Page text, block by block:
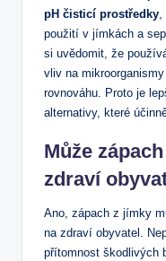
pH čisticí prostředky,
použití v jímkách a
si uvědomit, že
vliv na
rovnováhu. Proto je
alternativy, které
Může
zdraví
Ano, zápach z jímky
na zdraví obyvatel.
přítomnost škodlivých